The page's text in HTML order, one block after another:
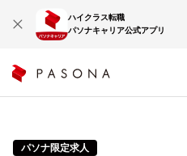
ハイクラス転職
パソナキャリア公式アプリ
パソナ限定求人